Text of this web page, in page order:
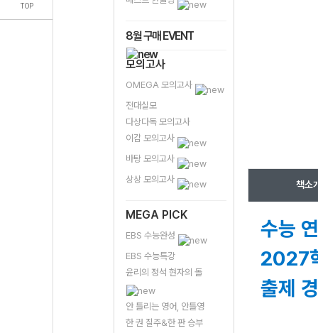
TOP
8월 구매 EVENT
모의고사
OMEGA 모의고사
전대실모
다상다독 모의고사
이감 모의고사
바탕 모의고사
상상 모의고사
MEGA PICK
EBS 수능완성
EBS 수능특강
윤리의 정석 현자의 돌
안 틀리는 영어, 안틀영
한 권 질주&한 판 승부
책소
수능
2027
출제